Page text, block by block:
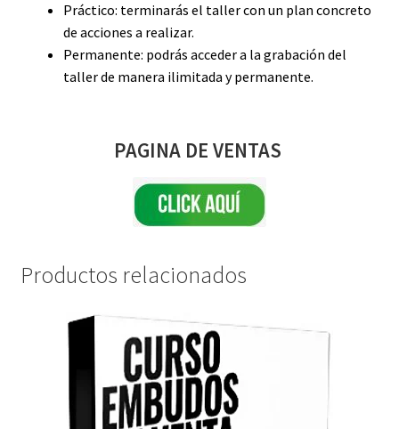
Práctico: terminarás el taller con un plan concreto
de acciones a realizar.
Permanente: podrás acceder a la grabación del
taller de manera ilimitada y permanente.
PAGINA DE VENTAS
Productos relacionados